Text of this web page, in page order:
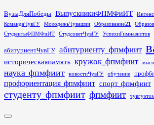
Перейти
к
содержимому
ВузыДляПобеды ВыпускникиФПМФиИТ
КомандаЧувГУ
МолодежьЧувашии Образование21
СтудентыФПМФиИТ
СтудсоветЧувГУ УспехиГимназистов
абитуриентЧувГУ абитуриенту_фпмфиит
историческаяпамять кружок_фпмфиит
наука_фпмфиит новостиЧувГУ обучение
профориентация_фпмфиит спорт_фпмфиит
студенту_фпмфиит фпмфиит
Основное